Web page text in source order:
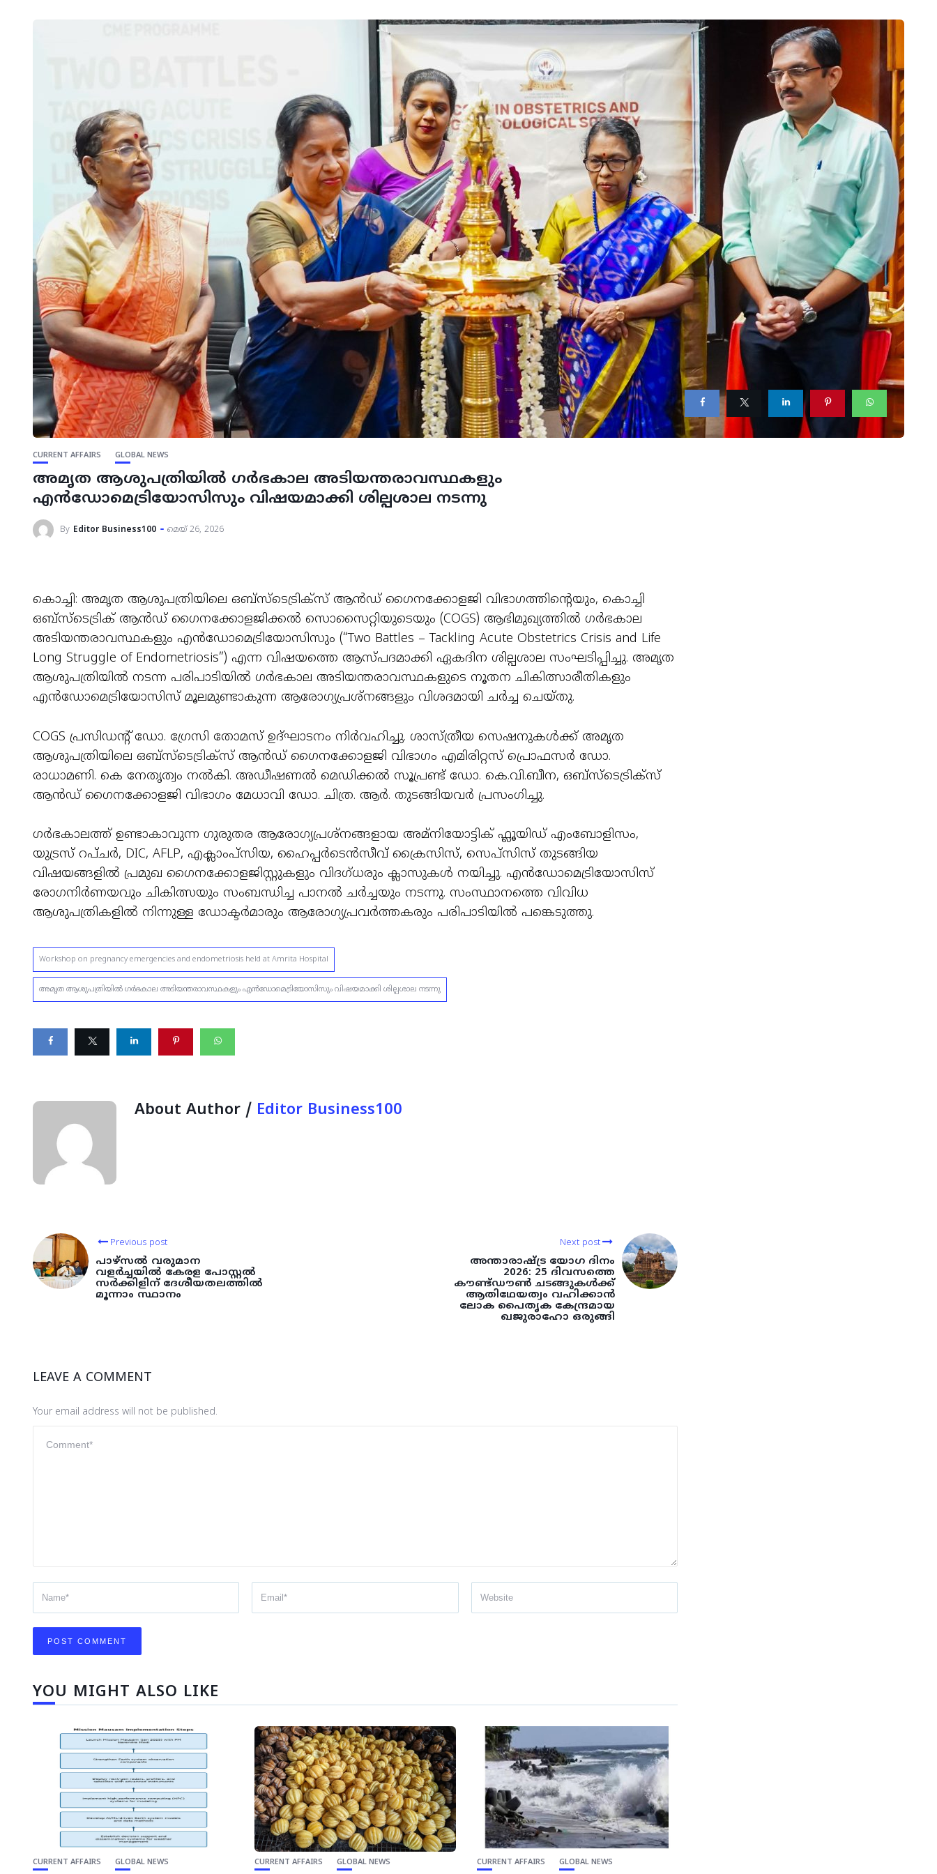
CURRENT AFFAIRS GLOBAL NEWS
അമൃത ആശുപത്രിയിൽ ഗർഭകാല അടിയന്തരാവസ്ഥകളും
എൻഡോമെട്രിയോസിസും വിഷയമാക്കി ശില്പശാല നടന്നു
By Editor Business100 മെയ്‌ 26, 2026
കൊച്ചി: അമൃത ആശുപത്രിയിലെ ഒബ്‌സ്ടെട്രിക്സ് ആൻഡ് ഗൈനക്കോളജി വിഭാഗത്തിന്റെയും, കൊച്ചി
ഒബ്‌സ്ടെട്രിക് ആൻഡ് ഗൈനക്കോളജിക്കൽ സൊസൈറ്റിയുടെയും (COGS) ആഭിമുഖ്യത്തിൽ ഗർഭകാല
അടിയന്തരാവസ്ഥകളും എൻഡോമെട്രിയോസിസും (“Two Battles – Tackling Acute Obstetrics Crisis and Life
Long Struggle of Endometriosis”) എന്ന വിഷയത്തെ ആസ്പദമാക്കി ഏകദിന ശില്പശാല സംഘടിപ്പിച്ചു. അമൃത
ആശുപത്രിയിൽ നടന്ന പരിപാടിയിൽ ഗർഭകാല അടിയന്തരാവസ്ഥകളുടെ നൂതന ചികിത്സാരീതികളും
എൻഡോമെട്രിയോസിസ് മൂലമുണ്ടാകുന്ന ആരോഗ്യപ്രശ്നങ്ങളും വിശദമായി ചർച്ച ചെയ്തു.
COGS പ്രസിഡന്റ് ഡോ. ഗ്രേസി തോമസ് ഉദ്ഘാടനം നിർവഹിച്ചു. ശാസ്ത്രീയ സെഷനുകൾക്ക് അമൃത
ആശുപത്രിയിലെ ഒബ്‌സ്ടെട്രിക്സ് ആൻഡ് ഗൈനക്കോളജി വിഭാഗം എമിരിറ്റസ് പ്രൊഫസർ ഡോ.
രാധാമണി. കെ നേതൃത്വം നൽകി. അഡീഷണൽ മെഡിക്കൽ സൂപ്രണ്ട് ഡോ. കെ.വി.ബീന, ഒബ്‌സ്ടെട്രിക്സ്
ആൻഡ് ഗൈനക്കോളജി വിഭാഗം മേധാവി ഡോ. ചിത്ര. ആർ. തുടങ്ങിയവർ പ്രസംഗിച്ചു.
ഗർഭകാലത്ത് ഉണ്ടാകാവുന്ന ഗുരുതര ആരോഗ്യപ്രശ്നങ്ങളായ അമ്നിയോട്ടിക് ഫ്ലൂയിഡ് എംബോളിസം,
യുട്രസ് റപ്ചർ, DIC, AFLP, എക്ലാംപ്സിയ, ഹൈപ്പർടെൻസീവ് ക്രൈസിസ്, സെപ്സിസ് തുടങ്ങിയ
വിഷയങ്ങളിൽ പ്രമുഖ ഗൈനക്കോളജിസ്റ്റുകളും വിദഗ്ധരും ക്ലാസുകൾ നയിച്ചു. എൻഡോമെട്രിയോസിസ്
രോഗനിർണയവും ചികിത്സയും സംബന്ധിച്ച പാനൽ ചർച്ചയും നടന്നു. സംസ്ഥാനത്തെ വിവിധ
ആശുപത്രികളിൽ നിന്നുള്ള ഡോക്ടർമാരും ആരോഗ്യപ്രവർത്തകരും പരിപാടിയിൽ പങ്കെടുത്തു.
Workshop on pregnancy emergencies and endometriosis held at Amrita Hospital
അമൃത ആശുപത്രിയിൽ ഗർഭകാല അടിയന്തരാവസ്ഥകളും എൻഡോമെട്രിയോസിസും വിഷയമാക്കി ശില്പശാല നടന്നു
About Author / Editor Business100
Previous post
പാഴ്‌സൽ വരുമാന
വളർച്ചയിൽ കേരള പോസ്റ്റൽ
സർക്കിളിന് ദേശീയതലത്തിൽ
മൂന്നാം സ്ഥാനം
Next post
അന്താരാഷ്ട്ര യോഗ ദിനം
2026: 25 ദിവസത്തെ
കൗണ്ട്ഡൗൺ ചടങ്ങുകൾക്ക്
ആതിഥേയത്വം വഹിക്കാൻ
ലോക പൈതൃക കേന്ദ്രമായ
ഖജുരാഹോ ഒരുങ്ങി
LEAVE A COMMENT
Your email address will not be published.
YOU MIGHT ALSO LIKE
CURRENT AFFAIRS GLOBAL NEWS CURRENT AFFAIRS GLOBAL NEWS CURRENT AFFAIRS GLOBAL NEWS